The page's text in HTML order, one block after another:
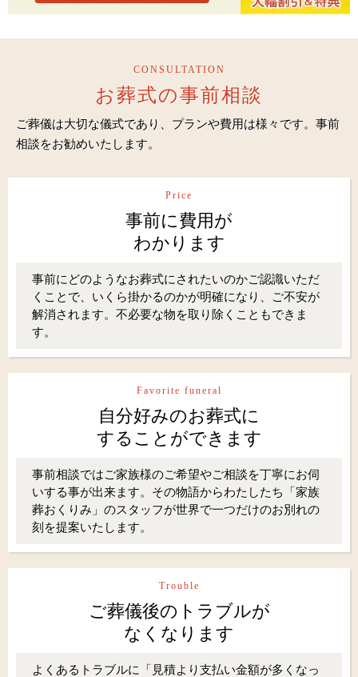
CONSULTATION
お葬式の事前相談
ご葬儀は大切な儀式であり、プランや費用は様々です。事前
相談をお勧めいたします。
Price
事前に費用が
わかります
事前にどのようなお葬式にされたいのかご認識いただ
くことで、いくら掛かるのかが明確になり、ご不安が
解消されます。不必要な物を取り除くこともできま
す。
Favorite funeral
自分好みのお葬式に
することができます
事前相談ではご家族様のご希望やご相談を丁寧にお伺
いする事が出来ます。その物語からわたしたち「家族
葬おくりみ」のスタッフが世界で一つだけのお別れの
刻を提案いたします。
Trouble
ご葬儀後のトラブルが
なくなります
よくあるトラブルに「見積より支払い金額が多くなっ